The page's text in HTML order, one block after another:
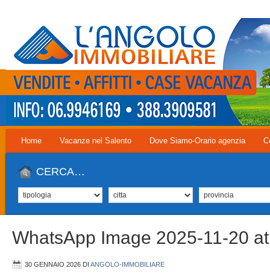
Home Vacanze nel Salento Dove Siamo-Orario agenzia
CERCA…
WhatsApp Image 2025-11-20
30 GENNAIO 2026 DI ANGOLO-IMMOBILIARE